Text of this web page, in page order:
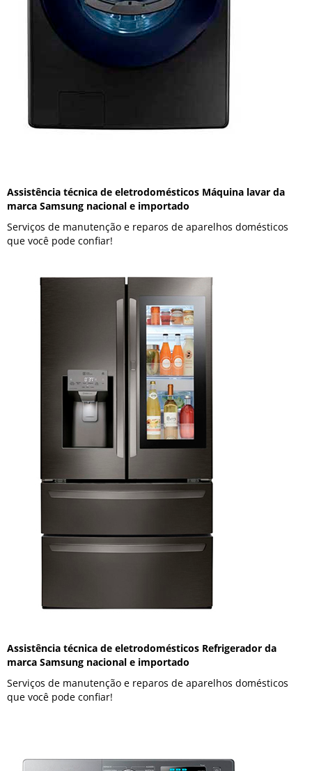
Assistência técnica de eletrodomésticos Máquina lavar da
marca Samsung nacional e importado
Serviços de manutenção e reparos de aparelhos domésticos
que você pode confiar!
Assistência técnica de eletrodomésticos Refrigerador da
marca Samsung nacional e importado
Serviços de manutenção e reparos de aparelhos domésticos
que você pode confiar!